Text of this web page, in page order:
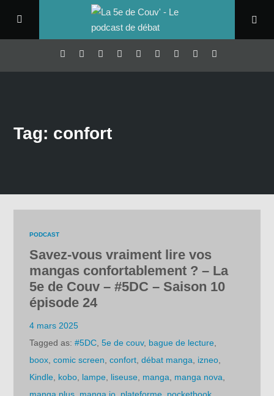
Tag: confort
PODCAST
Savez-vous vraiment lire vos
mangas confortablement ? – La
5e de Couv – #5DC – Saison 10
épisode 24
4 mars 2025
Tagged as:#5DC ,5e de couv, bague de lecture
boox ,comic screen ,confort ,débat manga izneo
Kindle kobo lampe liseuse manga manga nova